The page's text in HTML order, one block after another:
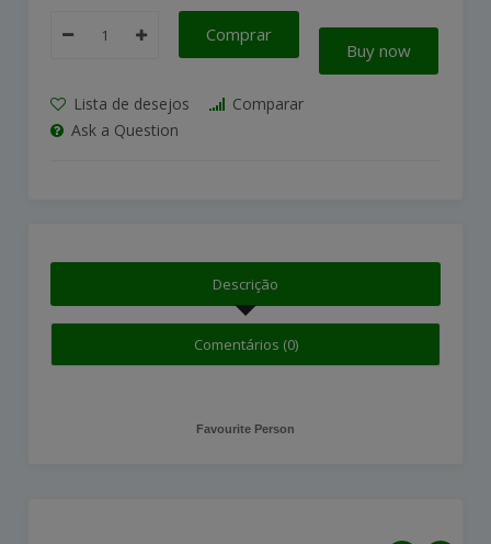
Comprar
Buy now
Lista de desejos
Comparar
Ask a Question
Descrição
Comentários (0)
Favourite Person